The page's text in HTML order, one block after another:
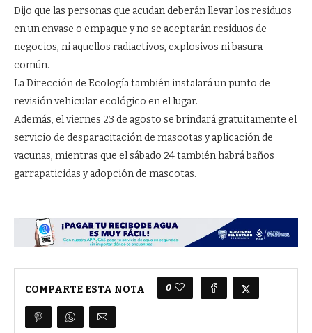
Dijo que las personas que acudan deberán llevar los residuos
en un envase o empaque y no se aceptarán residuos de
negocios, ni aquellos radiactivos, explosivos ni basura
común.
La Dirección de Ecología también instalará un punto de
revisión vehicular ecológico en el lugar.
Además, el viernes 23 de agosto se brindará gratuitamente el
servicio de desparacitación de mascotas y aplicación de
vacunas, mientras que el sábado 24 también habrá baños
garrapaticidas y adopción de mascotas.
COMPARTE ESTA NOTA 0